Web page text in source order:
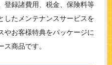
登録諸費用、税金、保険料等
したメンテナンスサービスを
やお客様特典をパッケージに
ス商品です。